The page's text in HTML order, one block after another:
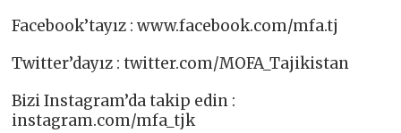
Facebook’tayız : www.facebook.com/mfa.tj​
Twitter’dayız : twitter.com/MOFA_Tajikistan​
Bizi Instagram’da takip edin :
instagram.com/mfa_tjk